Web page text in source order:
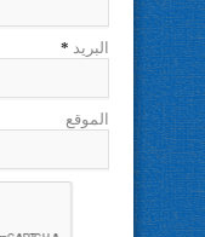
البريد *
الموقع